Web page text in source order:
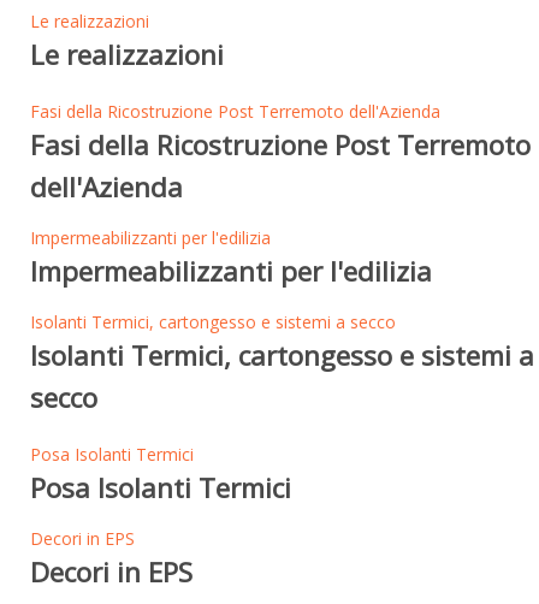
Le realizzazioni
Le realizzazioni
Fasi della Ricostruzione Post Terremoto dell'Azienda
Fasi della Ricostruzione Post Terremoto
dell'Azienda
Impermeabilizzanti per l'edilizia
Impermeabilizzanti per l'edilizia
Isolanti Termici, cartongesso e sistemi a secco
Isolanti Termici, cartongesso e sistemi a
secco
Posa Isolanti Termici
Posa Isolanti Termici
Decori in EPS
Decori in EPS